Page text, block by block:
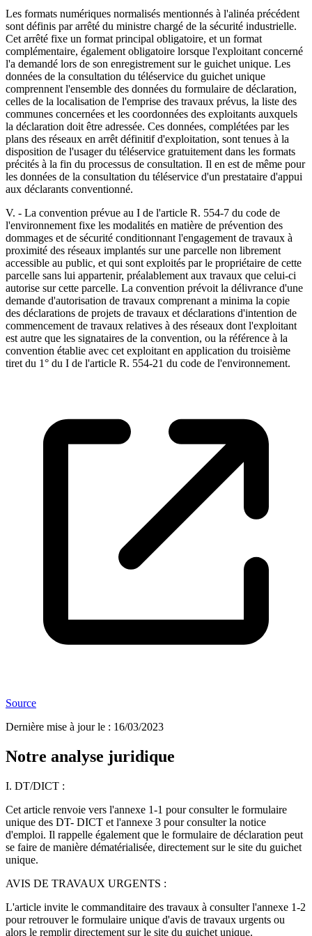
Les formats numériques normalisés mentionnés à l'alinéa précédent
sont définis par arrêté du ministre chargé de la sécurité industrielle.
Cet arrêté fixe un format principal obligatoire, et un format
complémentaire, également obligatoire lorsque l'exploitant concerné
l'a demandé lors de son enregistrement sur le guichet unique. Les
données de la consultation du téléservice du guichet unique
comprennent l'ensemble des données du formulaire de déclaration,
celles de la localisation de l'emprise des travaux prévus, la liste des
communes concernées et les coordonnées des exploitants auxquels
la déclaration doit être adressée. Ces données, complétées par les
plans des réseaux en arrêt définitif d'exploitation, sont tenues à la
disposition de l'usager du téléservice gratuitement dans les formats
précités à la fin du processus de consultation. Il en est de même pour
les données de la consultation du téléservice d'un prestataire d'appui
aux déclarants conventionné.
V. - La convention prévue au I de l'article R. 554-7 du code de
l'environnement fixe les modalités en matière de prévention des
dommages et de sécurité conditionnant l'engagement de travaux à
proximité des réseaux implantés sur une parcelle non librement
accessible au public, et qui sont exploités par le propriétaire de cette
parcelle sans lui appartenir, préalablement aux travaux que celui-ci
autorise sur cette parcelle. La convention prévoit la délivrance d'une
demande d'autorisation de travaux comprenant a minima la copie
des déclarations de projets de travaux et déclarations d'intention de
commencement de travaux relatives à des réseaux dont l'exploitant
est autre que les signataires de la convention, ou la référence à la
convention établie avec cet exploitant en application du troisième
tiret du 1° du I de l'article R. 554-21 du code de l'environnement.
Source
Dernière mise à jour le : 16/03/2023
Notre analyse juridique
I. DT/DICT :
Cet article renvoie vers l'annexe 1-1 pour consulter le formulaire
unique des DT- DICT et l'annexe 3 pour consulter la notice
d'emploi. Il rappelle également que le formulaire de déclaration peut
se faire de manière dématérialisée, directement sur le site du guichet
unique.
AVIS DE TRAVAUX URGENTS :
L'article invite le commanditaire des travaux à consulter l'annexe 1-2
pour retrouver le formulaire unique d'avis de travaux urgents ou
alors le remplir directement sur le site du guichet unique.